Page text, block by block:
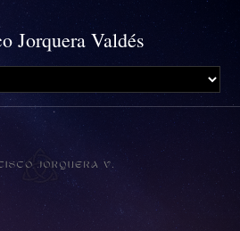
Jorquera Valdés